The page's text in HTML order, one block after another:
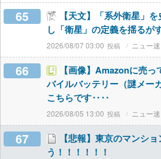
65
【天文】「系外衛星」
し「衛星」の定義を揺る
2026/08/07 03:00 ニュー速
66
【画像】Amazonに売
バイルバッテリー（謎メー
こちらです‥‥
2026/08/05 13:00 ニュー速
67
【悲報】東京のマンシ
う！！！！！！